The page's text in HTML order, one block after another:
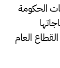
الحكومة
العام